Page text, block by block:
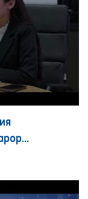
роли”